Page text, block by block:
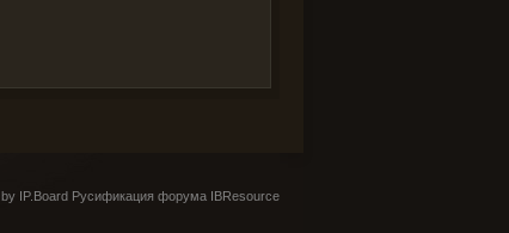
IP.Board Русификация форума IBResource